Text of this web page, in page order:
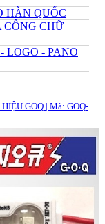
HÀN QUỐC
CHỮ
LOGO - PANO
GOQ | Mã: GOQ-